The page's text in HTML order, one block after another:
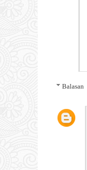
Balasan